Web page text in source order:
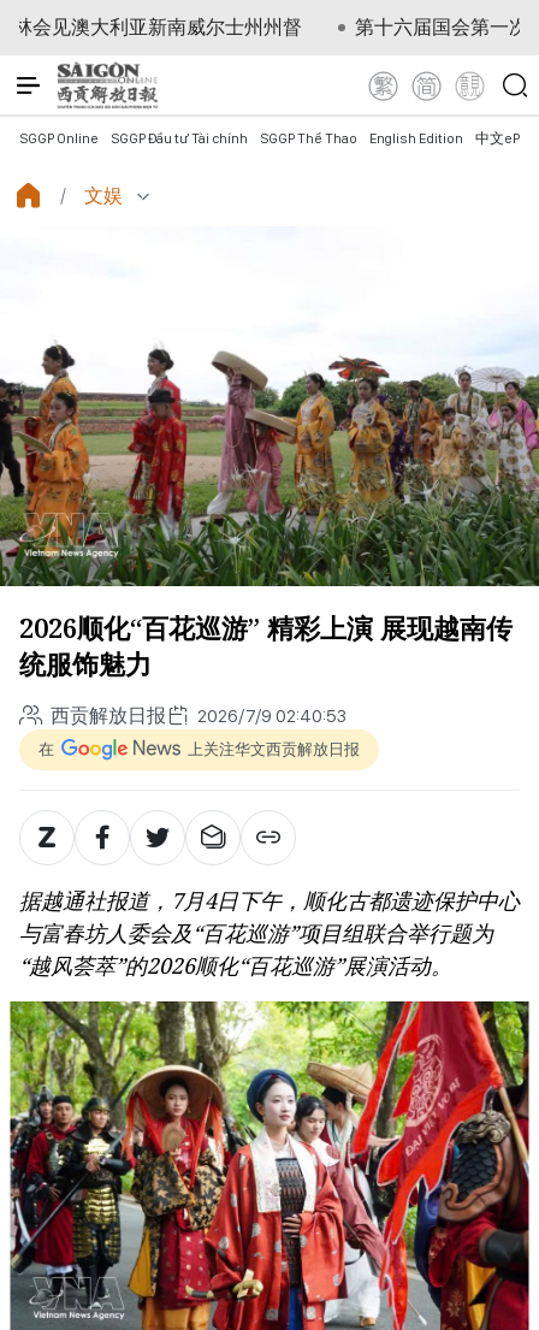
南威尔士州州督 第十六届国会第一次非常规会议：确
SGGP Online SGGP Đầu tư Tài chính SGGP Thể Thao English Edition 中文
文娱
2026顺化“百花巡游” 精彩上演 展现越南传
统服饰魅力
西贡解放日报 2026/7/9 02:40:53
在 上关注华文西贡解放日报
据越通社报道，7月4日下午，顺化古都遗迹保护中心
与富春坊人委会及“百花巡游”项目组联合举行题为
“越风荟萃”的2026顺化“百花巡游”展演活动。